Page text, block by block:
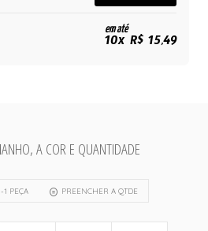
em até
10x R$ 15,49
A COR E QUANTIDADE
-1 PEÇA PREENCHER A QTDE